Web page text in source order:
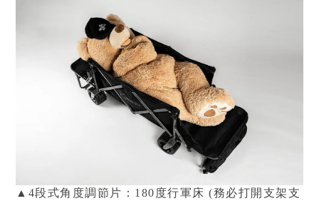
▲4段式角度調節片：180度行軍床 (務必打開支架支